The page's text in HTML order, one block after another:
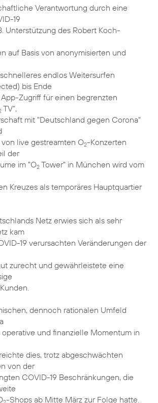
Verantwortung durch eine
19
Unterstützung des Robert Koch-
auf Basis von anonymisierten und
endlos Weitersurfen
bis Ende
Zugriff für einen begrenzten
TV",
mit "Deutschland gegen Corona"
live gestreamten O2-Konzerten
der
im "O2 Tower" in München wird vom
Kreuzes als temporäres Hauptquartier
Netz erwies sich als sehr
kam
19 verursachten Veränderungen der
zurecht und gewährleistete eine
dennoch rationalen Umfeld
und finanzielle Momentum in
dies, trotz abgeschwächten
von der
COVID-19 Beschränkungen, die
-Shops ab Mitte März zur Folge hatte.